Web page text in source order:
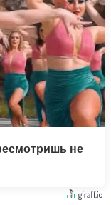
не